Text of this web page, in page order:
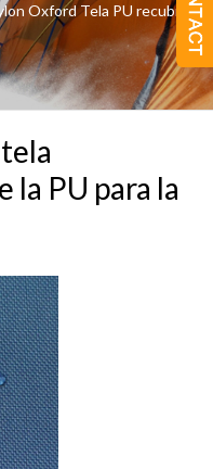
Oxford Tela PU recubierto
la PU para la